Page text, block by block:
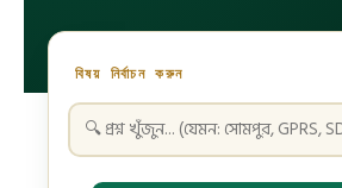
বিষয় নির্বাচন করুন